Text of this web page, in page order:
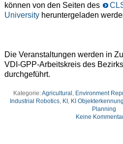
können von den Seiten des
Universityheruntergeladen
Die Veranstaltungen werden in
VDI-GPP-Arbeitskreis des
durchgeführt.
Kategorie:Agricultural Environment
Industrial Robotics KI KI Objekterkennung
Planning
Keine